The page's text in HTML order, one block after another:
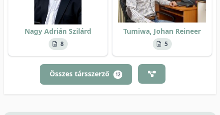
Nagy Adrián Szilárd
8
Tumiwa, Johan Reineer
5
Összes társszerző 12